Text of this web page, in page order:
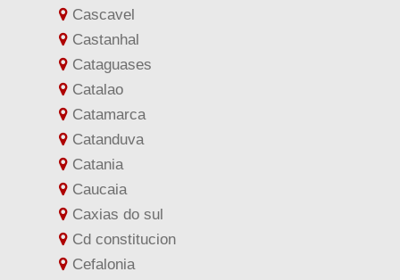
Cascavel
Castanhal
Cataguases
Catalao
Catamarca
Catanduva
Catania
Caucaia
Caxias do sul
Cd constitucion
Cefalonia